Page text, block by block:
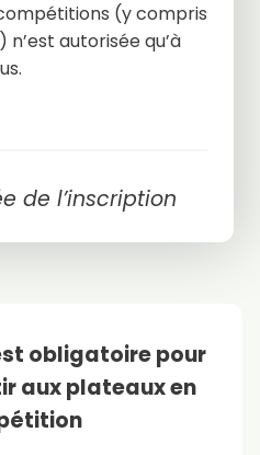
(y compris
autorisée qu’à
de l’inscription
obligatoire pour
aux plateaux en